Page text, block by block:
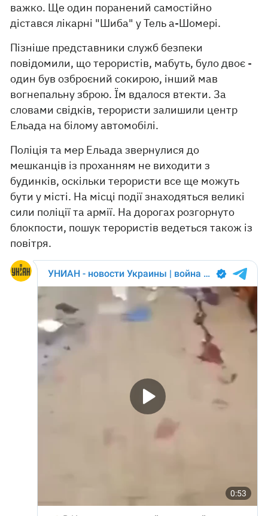
важко. Ще один поранений самостійно
дістався лікарні "Шиба" у Тель а-Шомері.
Пізніше представники служб безпеки
повідомили, що терористів, мабуть, було двоє -
один був озброєний сокирою, інший мав
вогнепальну зброю. Їм вдалося втекти. За
словами свідків, терористи залишили центр
Ельада на білому автомобілі.
Поліція та мер Ельада звернулися до
мешканців із проханням не виходити з
будинків, оскільки терористи все ще можуть
бути у місті. На місці події знаходяться великі
сили поліції та армії. На дорогах розгорнуто
блокпости, пошук терористів ведеться також із
повітря.